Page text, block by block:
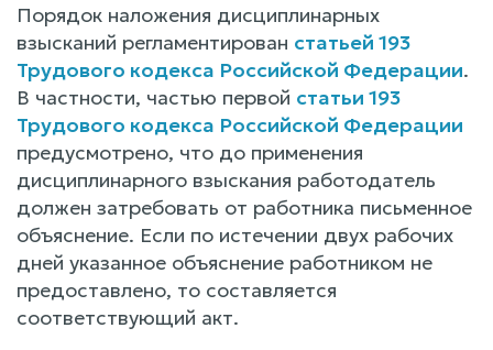
Порядок наложения дисциплинарных
взысканий регламентирован статьей 193
Трудового кодекса Российской Федерации.
В частности, частью первой статьи 193
Трудового кодекса Российской Федерации
предусмотрено, что до применения
дисциплинарного взыскания работодатель
должен затребовать от работника письменное
объяснение. Если по истечении двух рабочих
дней указанное объяснение работником не
предоставлено, то составляется
соответствующий акт.